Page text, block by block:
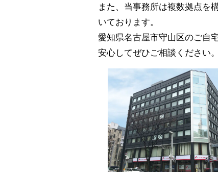
また、当事務所は複数拠点を
いております。
愛知県名古屋市守山区のご自
安心してぜひご相談ください。